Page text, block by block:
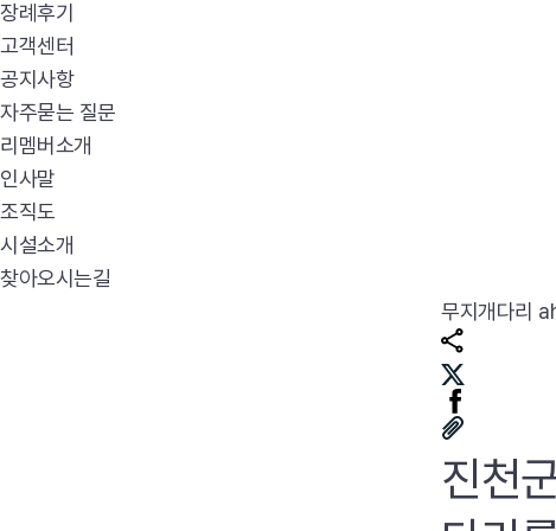
장례후기
고객센터
공지사항
자주묻는 질문
리멤버소개
인사말
조직도
시설소개
찾아오시는길
무지개다리
진천